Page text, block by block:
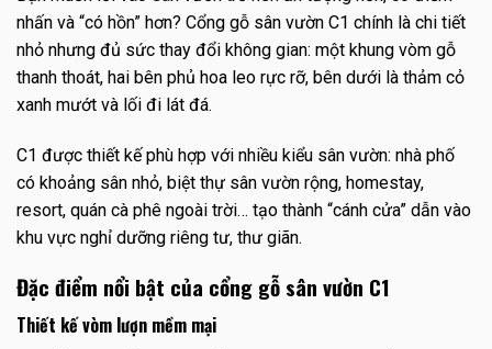
nhấn và “có hồn” hơn? Cổng gỗ sân vườn C1 chính là chi tiết
nhỏ nhưng đủ sức thay đổi không gian: một khung vòm gỗ
thanh thoát, hai bên phủ hoa leo rực rỡ, bên dưới là thảm cỏ
xanh mướt và lối đi lát đá.
C1 được thiết kế phù hợp với nhiều kiểu sân vườn: nhà phố
có khoảng sân nhỏ, biệt thự sân vườn rộng, homestay,
resort, quán cà phê ngoài trời… tạo thành “cánh cửa” dẫn vào
khu vực nghỉ dưỡng riêng tư, thư giãn.
Đặc điểm nổi bật của cổng gỗ sân vườn C1
Thiết kế vòm lượn mềm mại